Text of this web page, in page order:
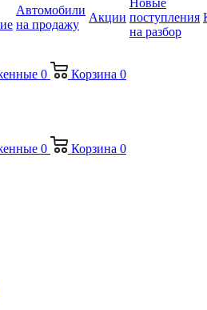
Автомобили
на продажу
Акции
Новые
поступления
на разбор
0 Корзина 0
0 Корзина 0